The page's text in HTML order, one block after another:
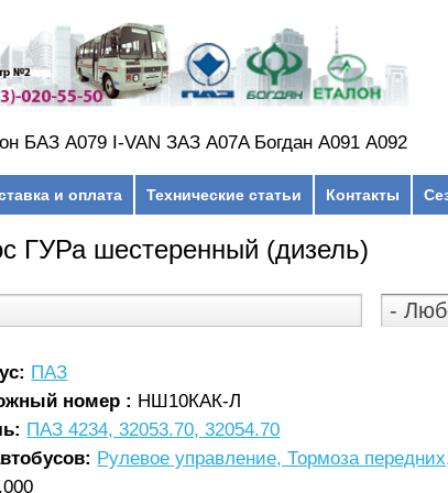
БАЗ А079 I-VAN ЗАЗ A07A Богдан А091 А092
и оплата Технические статьи Контакты
ГУРа шестеренный (дизель)
ПАЗ
номер : НШ10КАК-Л
ПАЗ 4234, 32053.70, 32054.70
Рулевое управление, Тормоза